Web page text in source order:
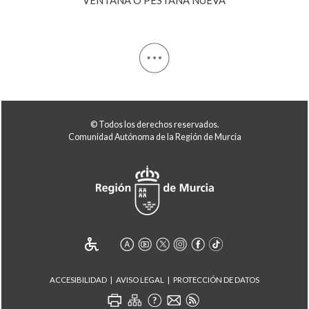
© Todos los derechos reservados.
Comunidad Autónoma de la Región de Murcia
ACCESIBILIDAD AVISO LEGAL PROTECCIÓN DE DATOS